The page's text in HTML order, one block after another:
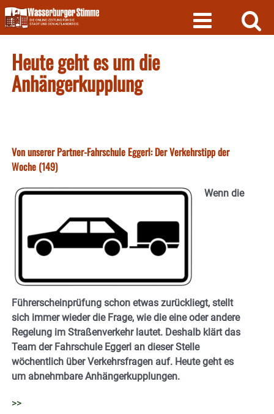
Skip
to
content
Heute geht es um die
Anhängerkupplung
Von unserer Partner-Fahrschule Eggerl: Der Verkehrstipp der
Woche (149)
Wenn die
Führerscheinprüfung schon etwas zurückliegt, stellt
sich immer wieder die Frage, wie die eine oder andere
Regelung im Straßenverkehr lautet. Deshalb klärt das
Team der Fahrschule Eggerl an dieser Stelle
wöchentlich über Verkehrsfragen auf. Heute geht es
um abnehmbare Anhängerkupplungen.
>>